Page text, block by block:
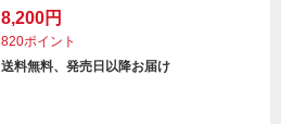
8,200円
820ポイント
送料無料、発売日以降お届け